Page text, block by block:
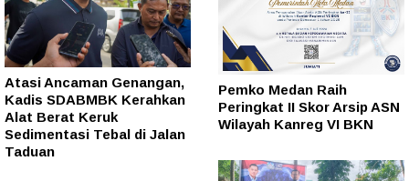
Atasi Ancaman Genangan,
Kadis SDABMBK Kerahkan
Alat Berat Keruk
Sedimentasi Tebal di Jalan
Taduan
Pemko Medan Raih
Peringkat II Skor Arsip ASN
Wilayah Kanreg VI BKN